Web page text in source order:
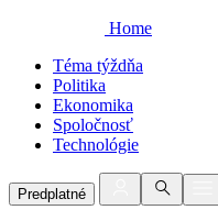
Home
Téma týždňa
Politika
Ekonomika
Spoločnosť
Technológie
Predplatné